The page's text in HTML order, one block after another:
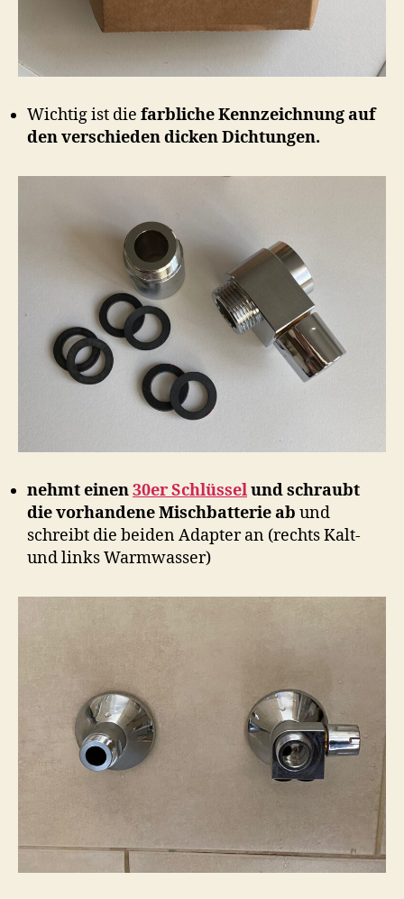
Wichtig ist die farbliche Kennzeichnung auf
den verschieden dicken Dichtungen.
nehmt einen30er Schlüsselund schraubt
die vorhandene Mischbatterie ab und
schreibt die beiden Adapter an (rechts Kalt-
und links Warmwasser)